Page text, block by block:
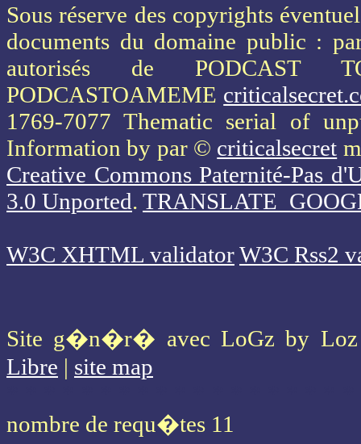
Sous réserve des copyrights
documents du domaine public :
autorisés de PODCAST
PODCASTOAMEME
1769-7077 Thematic serial of
Information by par © criticalsecret
Creative Commons Paternité-Pas
3.0 Unported.
W3C XHTML validatorW3C Rss2
Site g�n�r� avec LoGz by
Libre | site map
nombre de requ�tes 11